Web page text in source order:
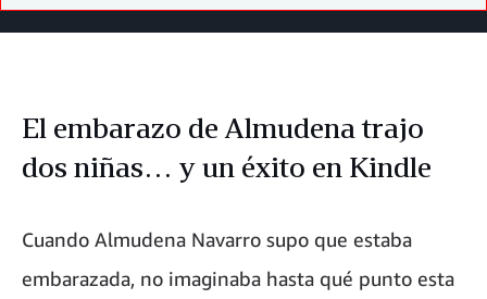
El embarazo de Almudena trajo
dos niñas… y un éxito en Kindle
Cuando Almudena Navarro supo que estaba
embarazada, no imaginaba hasta qué punto esta